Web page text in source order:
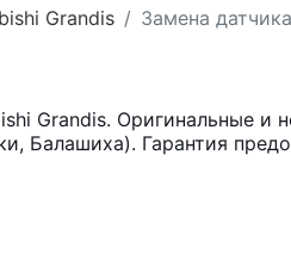
Grandis Замена
Grandis. Оригинальные и
Балашиха). Гарантия